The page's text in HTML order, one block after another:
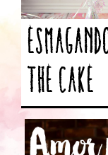
the Cake